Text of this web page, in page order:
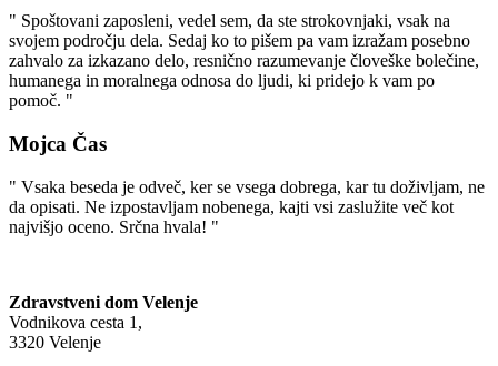
" Spoštovani zaposleni, vedel sem, da ste strokovnjaki, vsak na
svojem področju dela. Sedaj ko to pišem pa vam izražam posebno
zahvalo za izkazano delo, resnično razumevanje človeške bolečine,
humanega in moralnega odnosa do ljudi, ki pridejo k vam po
pomoč. "
Mojca Čas
" Vsaka beseda je odveč, ker se vsega dobrega, kar tu doživljam, ne
da opisati. Ne izpostavljam nobenega, kajti vsi zaslužite več kot
najvišjo oceno. Srčna hvala! "
Zdravstveni dom Velenje
Vodnikova cesta 1,
3320 Velenje